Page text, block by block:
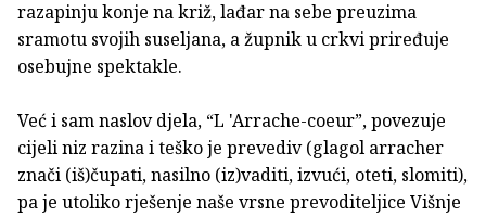
razapinju konje na križ, lađar na sebe preuzima
sramotu svojih suseljana, a župnik u crkvi priređuje
osebujne spektakle.
Već i sam naslov djela, “L 'Arrache-coeur”, povezuje
cijeli niz razina i teško je prevediv (glagol arracher
znači (iš)čupati, nasilno (iz)vaditi, izvući, oteti, slomiti),
pa je utoliko rješenje naše vrsne prevoditeljice Višnje